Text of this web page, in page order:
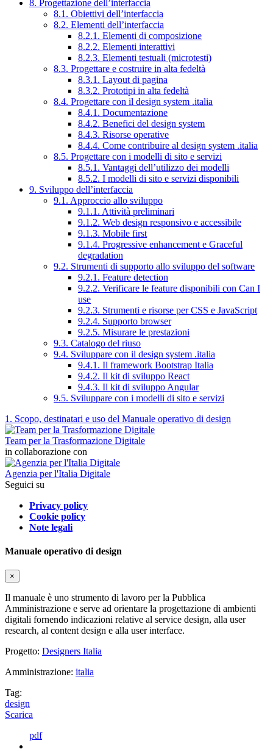
8. Progettazione dell’interfaccia
8.1. Obiettivi dell’interfaccia
8.2. Elementi dell’interfaccia
8.2.1. Elementi di composizione
8.2.2. Elementi interattivi
8.2.3. Elementi testuali (microtesti)
8.3. Progettare e costruire in alta fedeltà
8.3.1. Layout di pagina
8.3.2. Prototipi in alta fedeltà
8.4. Progettare con il design system .italia
8.4.1. Documentazione
8.4.2. Benefici del design system
8.4.3. Risorse operative
8.4.4. Come contribuire al design system .italia
8.5. Progettare con i modelli di sito e servizi
8.5.1. Vantaggi dell’utilizzo dei modelli
8.5.2. I modelli di sito e servizi disponibili
9. Sviluppo dell’interfaccia
9.1. Approccio allo sviluppo
9.1.1. Attività preliminari
9.1.2. Web design responsivo e accessibile
9.1.3. Mobile first
9.1.4. Progressive enhancement e Graceful
degradation
9.2. Strumenti di supporto allo sviluppo del software
9.2.1. Feature detection
9.2.2. Verificare le feature disponibili con Can I
use
9.2.3. Strumenti e risorse per CSS e JavaScript
9.2.4. Supporto browser
9.2.5. Misurare le prestazioni
9.3. Catalogo del riuso
9.4. Sviluppare con il design system .italia
9.4.1. Il framework Bootstrap Italia
9.4.2. Il kit di sviluppo React
9.4.3. Il kit di sviluppo Angular
9.5. Sviluppare con i modelli di sito e servizi
1. Scopo, destinatari e uso del Manuale operativo di design
Team per la Trasformazione Digitale
in collaborazione con
Agenzia per l'Italia Digitale
Seguici su
Privacy policy
Cookie policy
Note legali
Manuale operativo di design
×
Il manuale è uno strumento di lavoro per la Pubblica
Amministrazione e serve ad orientare la progettazione di ambienti
digitali fornendo indicazioni relative al service design, alla user
research, al content design e alla user interface.
Progetto: Designers Italia
Amministrazione: italia
Tag:
design
Scarica
pdf